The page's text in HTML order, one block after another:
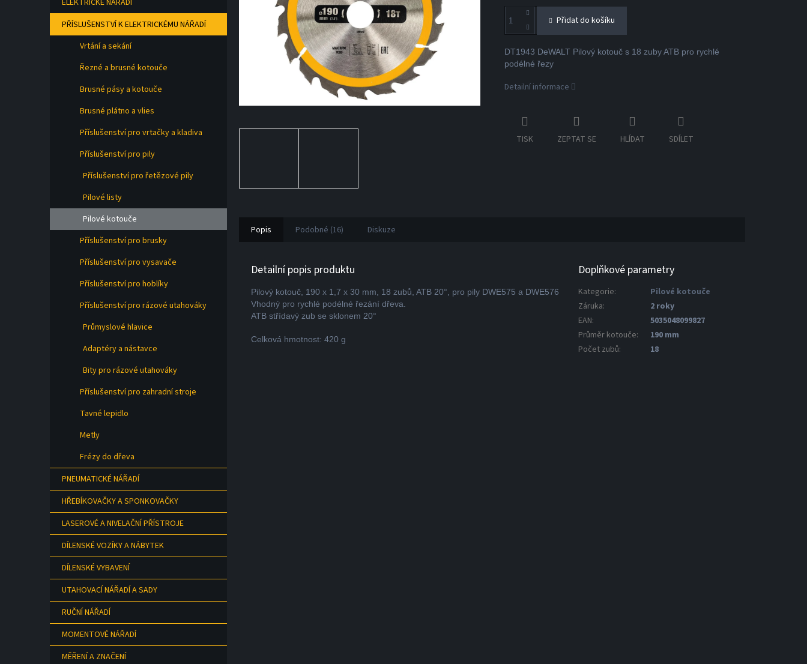
e
ELEKTRICKÉ NÁŘADÍ
PŘÍSLUŠENSTVÍ K ELEKTRICKÉMU NÁŘADÍ
Vrtání a sekání
Řezné a brusné kotouče
Brusné pásy a kotouče
Brusné plátno a vlies
Příslušenství pro vrtačky a kladiva
Příslušenství pro pily
Příslušenství pro řetězové pily
Pilové listy
Pilové kotouče
Příslušenství pro brusky
Příslušenství pro vysavače
Příslušenství pro hoblíky
Příslušenství pro rázové utahováky
Průmyslové hlavice
Adaptéry a nástavce
Bity pro rázové utahováky
Příslušenství pro zahradní stroje
Tavné lepidlo
Metly
Frézy do dřeva
PNEUMATICKÉ NÁŘADÍ
HŘEBÍKOVAČKY A SPONKOVAČKY
LASEROVÉ A NIVELAČNÍ PŘÍSTROJE
DÍLENSKÉ VOZÍKY A NÁBYTEK
DÍLENSKÉ VYBAVENÍ
UTAHOVACÍ NÁŘADÍ A SADY
RUČNÍ NÁŘADÍ
MOMENTOVÉ NÁŘADÍ
MĚŘENÍ A ZNAČENÍ
Přidat do košíku
DT1943 DeWALT Pilový kotouč s 18 zuby ATB pro rychlé
podélné řezy
Detailní informace
TISK ZEPTAT SE HLÍDAT SDÍLET
Popis Podobné (16) Diskuze
Detailní popis produktu
Pilový kotouč, 190 x 1,7 x 30 mm, 18 zubů, ATB 20°, pro pily DWE575 a DWE576
Vhodný pro rychlé podélné řezání dřeva.
ATB střídavý zub se sklonem 20°
Celková hmotnost: 420 g
Doplňkové parametry
Kategorie:
Pilové kotouče
Záruka:
2 roky
EAN:
5035048099827
Průměr kotouče:
190 mm
Počet zubů: 18